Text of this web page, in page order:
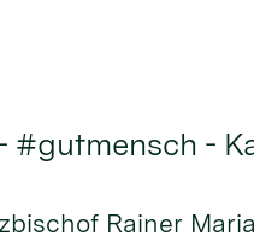
#gutmensch -
Rainer